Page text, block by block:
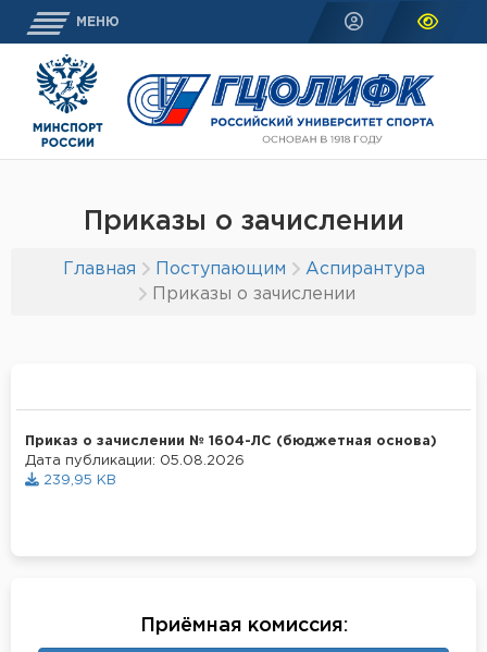
МЕНЮ
Приказы о зачислении
Главная Поступающим
Аспирантура
Приказы о зачислении
Приказ о зачислении № 1604-ЛС (бюджетная основа)
Дата публикации: 05.08.2026
239,95 KB
Приёмная комиссия: